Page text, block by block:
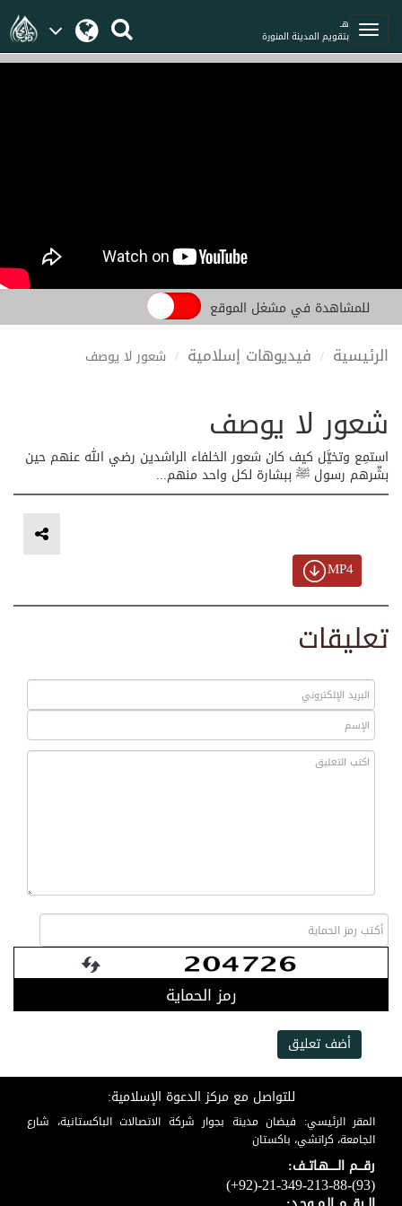
هـ
بتقويم المدينة المنورة
للمشاهدة في مشغل الموقع
الرئيسية فيديوهات إسلامية شعور لا يوصف
شعور لا يوصف
استمِع وتخيَّل كيف كان شعور الخلفاء الراشدين رضي الله عنهم حين
بشّرهم رسول ﷺ ببشارة لكل واحد منهم...
MP4
تعليقات
رمز الحماية
أضف تعليق
للتواصل مع مركز الدعوة الإسلامية:
المقر الرئيسي: فيضان مدينة بجوار شركة الاتصالات الباكستانية، شارع
الجامعة، كراتشي، باكستان
رقـــم الـــــهـاتــف:
(+92)-21-349-213-88-(93)